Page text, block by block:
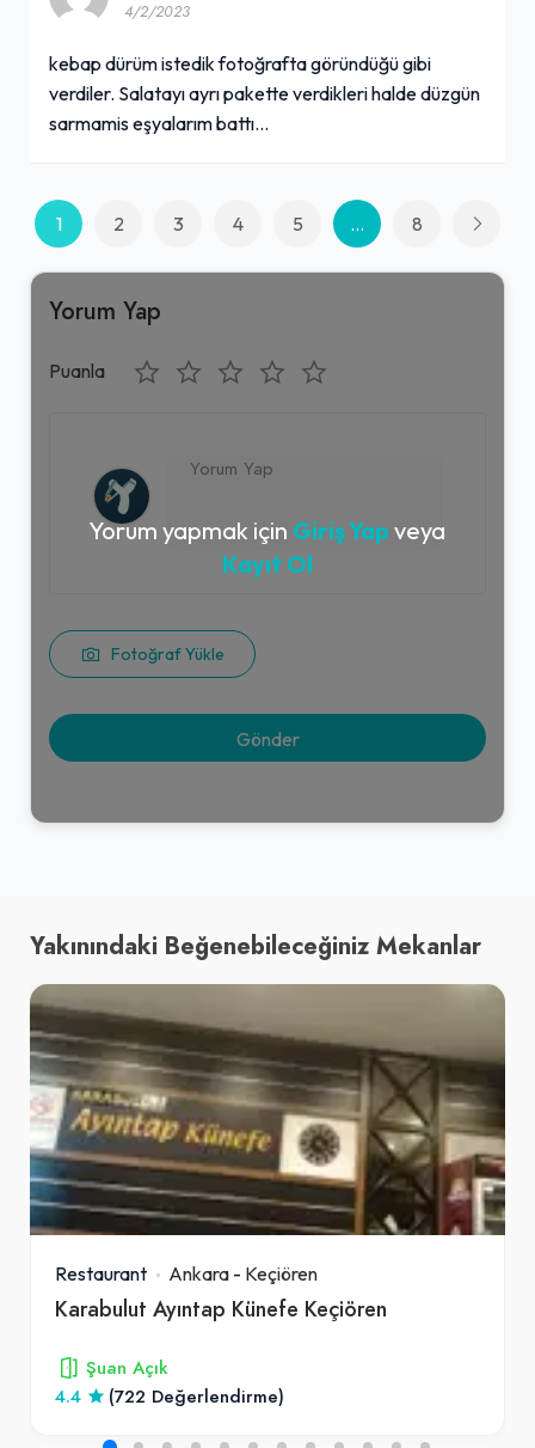
4/2/2023
kebap dürüm istedik fotoğrafta göründüğü gibi
verdiler. Salatayı ayrı pakette verdikleri halde düzgün
sarmamis eşyalarım battı...
1 2 3 4 5 ... 8
Yorum Yap
Puanla
Fotoğraf Yükle
Yorum yapmak için Giriş Yap veya
Kayıt Ol
Yakınındaki Beğenebileceğiniz Mekanlar
Restaurant Ankara - Keçiören
Karabulut Ayıntap Künefe Keçiören
Şuan Açık
4.4
(722 Değerlendirme)